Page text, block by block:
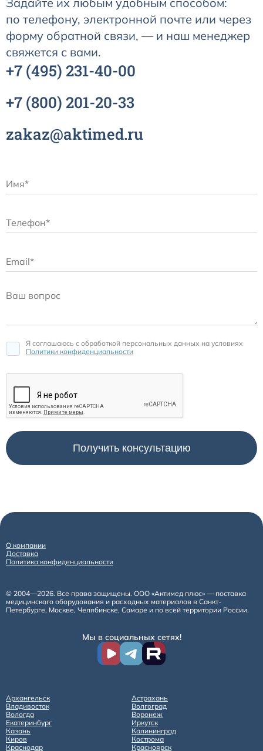
по телефону, электронной почте или через
форму обратной связи, — и наш менеджер
свяжется с вами.
+7 (495) 231-40-00
+7 (800) 201-20-33
zakaz@aktimed.ru
Я соглашаюсь c обработкой персональных данных на условиях
Политики конфиденциальности
О компании
Доставка
Политика конфиденциальности
© 2004—2026. Все права защищены. ООО «Актимед плюс» — поставка
медицинского оборудования и расходных материалов в Санкт-
Петербурге, Москве, Челябинске, Самаре и по всей территории России.
Мы в социальных сетях!
Архангельск
Астрахань
Владивосток
Волгоград
Вологда
Воронеж
Екатеринбург
Иркутск
Казань
Калининград
Киров
Кострома
Краснодар
Красноярск
Переходники и коннекторы угловые для ИВЛ
Аксессуары и принадлежности для трахеостомии
Аспирационные катетеры